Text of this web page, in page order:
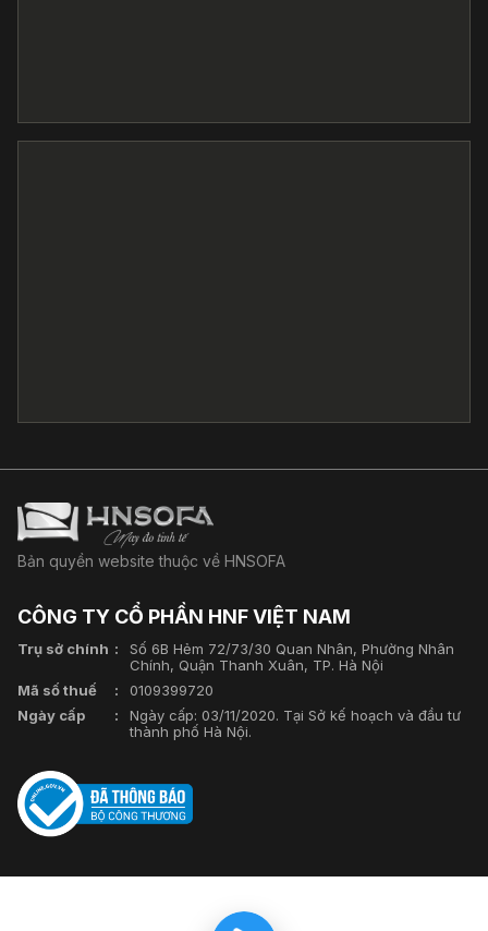
Bản quyền website thuộc về HNSOFA
CÔNG TY CỔ PHẦN HNF VIỆT NAM
Trụ sở chính
Số 6B Hẻm 72/73/30 Quan Nhân, Phường Nhân
Chính, Quận Thanh Xuân, TP. Hà Nội
Mã số thuế
0109399720
Ngày cấp
Ngày cấp: 03/11/2020. Tại Sở kế hoạch và đầu tư
thành phố Hà Nội.